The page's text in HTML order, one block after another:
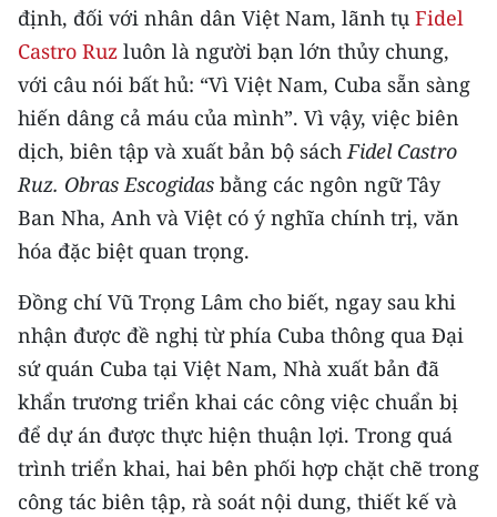
NHÂN DÂN HẰNG THÁNG
MUA BÁO
ĐỌC BÁO IN
ENGLISH
中文
FRANÇAIS
РУССКИЙ
ESPAÑOL
한국어
định, đối với nhân dân Việt Nam, lãnh tụ Fidel
Castro Ruz luôn là người bạn lớn thủy chung,
với câu nói bất hủ: “Vì Việt Nam, Cuba sẵn sàng
hiến dâng cả máu của mình”. Vì vậy, việc biên
dịch, biên tập và xuất bản bộ sáchFidel Castro
Ruz. Obras Escogidas bằng các ngôn ngữ Tây
Ban Nha, Anh và Việt có ý nghĩa chính trị, văn
hóa đặc biệt quan trọng.
Đồng chí Vũ Trọng Lâm cho biết, ngay sau khi
nhận được đề nghị từ phía Cuba thông qua Đại
sứ quán Cuba tại Việt Nam, Nhà xuất bản đã
khẩn trương triển khai các công việc chuẩn bị
để dự án được thực hiện thuận lợi. Trong quá
trình triển khai, hai bên phối hợp chặt chẽ trong
công tác biên tập, rà soát nội dung, thiết kế và